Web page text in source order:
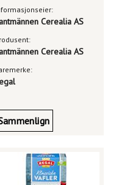
Cerealia AS
Cerealia AS